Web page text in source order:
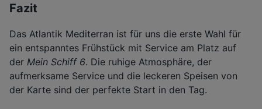
Fazit
Das Atlantik Mediterran ist für uns die erste Wahl für
ein entspanntes Frühstück mit Service am Platz auf
der Mein Schiff 6. Die ruhige Atmosphäre, der
aufmerksame Service und die leckeren Speisen von
der Karte sind der perfekte Start in den Tag.